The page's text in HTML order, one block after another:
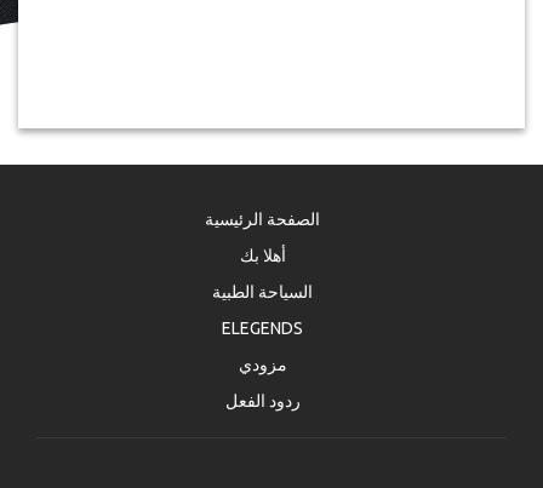
الصفحة الرئيسية
أهلا بك
السياحة الطبية
ELEGENDS
مزودي
ردود الفعل